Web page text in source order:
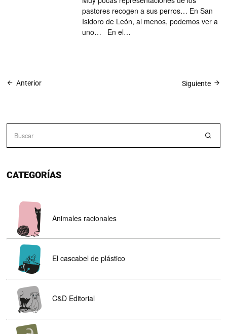
pastores recogen a sus perros… En San
Isidoro de León, al menos, podemos ver a
uno… En el…
Anterior Siguiente
CATEGORÍAS
Animales racionales
El cascabel de plástico
C&D Editorial